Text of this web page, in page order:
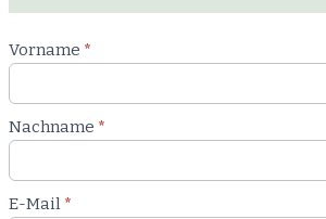
Newsletter
Workshop
Vorname *
Nachname *
E-Mail *